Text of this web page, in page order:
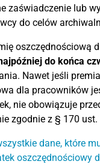
zaświadczenie lub
do celów
oszczędnościową
do końca
Nawet jeśli premia
dla pracowników
nie obowiązuje
zgodnie z § 170 ust.
dane, które
oszczędnościowy